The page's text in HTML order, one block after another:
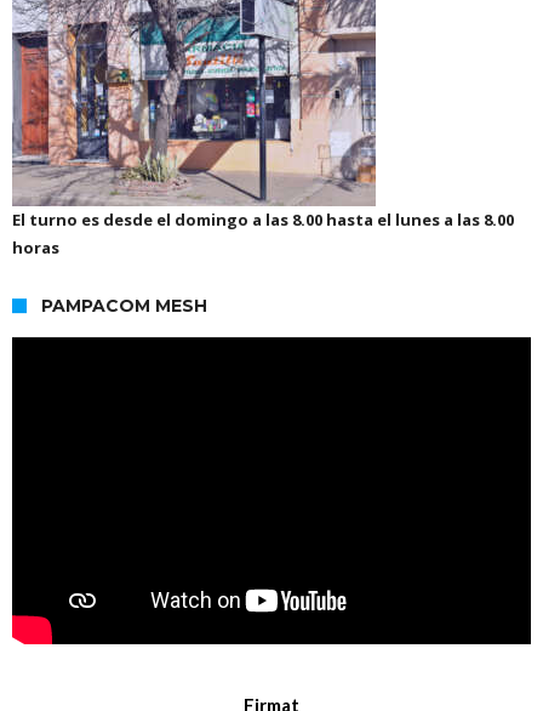
El turno es desde el domingo a las 8.00 hasta el lunes a las 8.00
horas
PAMPACOM MESH
Firmat